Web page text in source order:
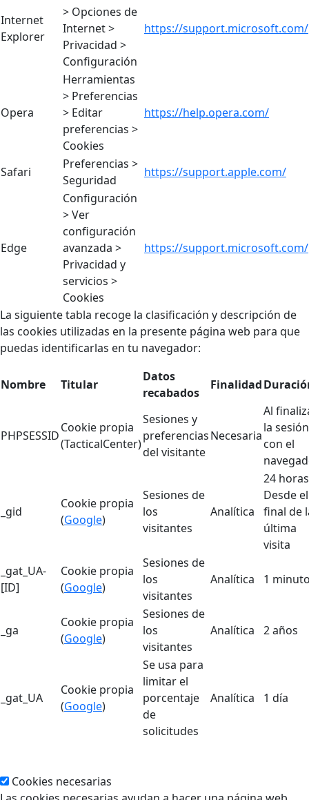
Internet
Explorer
> Opciones de
Internet >
Privacidad >
Configuración
https://support.microsoft.com/
Opera
Herramientas
> Preferencias
> Editar
preferencias >
Cookies
https://help.opera.com/
Safari
Preferencias >
Seguridad
https://support.apple.com/
Edge
Configuración
> Ver
configuración
avanzada >
Privacidad y
servicios >
Cookies
https://support.microsoft.com/
La siguiente tabla recoge la clasificación y descripción de
las cookies utilizadas en la presente página web para que
puedas identificarlas en tu navegador:
Nombre Titular
Datos
recabados
Finalidad
PHPSESSID
Cookie propia
(TacticalCenter)
Sesiones y
preferencias
del visitante
Necesaria
Al
la sesión
con el
_gid
Cookie propia
(Google)
Sesiones de
los
visitantes
Analítica
24
Desde el
final de
última
visita
_gat_UA-
[ID]
Cookie propia
(Google)
Sesiones de
los
visitantes
Analítica 1
_ga
Cookie propia
(Google)
Sesiones de
los
visitantes
Analítica 2 años
_gat_UA
Cookie propia
(Google)
Se usa para
limitar el
porcentaje
de
solicitudes
Analítica 1 día
Cookies necesarias